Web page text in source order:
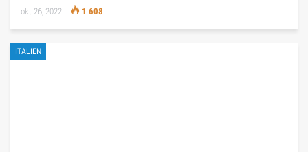
okt 26, 2022 1 608
ITALIEN